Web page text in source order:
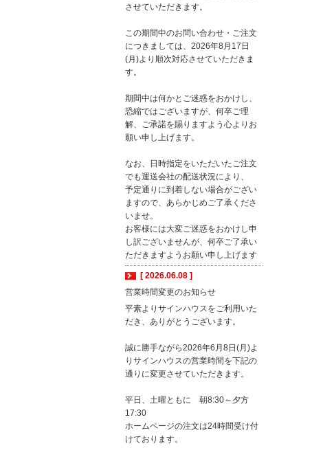
させていただきます。
この期間中のお問い合わせ・ご注文
につきましては、2026年8月17日
(月)より順次対応させていただきま
す。
期間中は何かとご迷惑をおかけし、
恐縮ではございますが、何卒ご理
解、ご承諾を賜りますよう心よりお
願い申し上げます。
なお、日時指定をいただいたご注文
でも運送会社の配送状況により、
予定通りに到着しない場合がござい
ますので、あらかじめご了承くださ
いませ。
お客様には大変ご迷惑をおかけし申
し訳ございませんが、何卒ご了承い
ただきますようお願い申し上げます
[ 2026.06.08 ]
営業時間変更のお知らせ
平素よりサインハウスをご利用いた
だき、ありがとうございます。
誠に勝手ながら2026年6月8日(月)よ
りサインハウスの営業時間を下記の
通りに変更させていただきます。
平日、土曜ともに 朝8:30～夕方
17:30
ホームページの注文は24時間受け付
けております。